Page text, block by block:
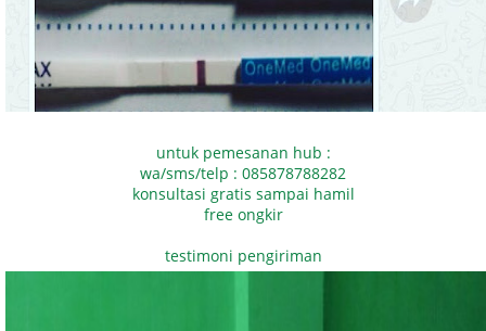
untuk pemesanan hub :
wa/sms/telp : 085878788282
konsultasi gratis sampai hamil
free ongkir
testimoni pengiriman